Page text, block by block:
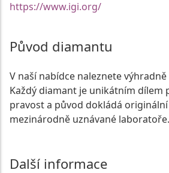
https://www.igi.org/
Původ diamantu
V naší nabídce naleznete
Každý diamant je unikátním dílem
pravost a původ dokládá
mezinárodně uznávané laboratoře.
Další informace